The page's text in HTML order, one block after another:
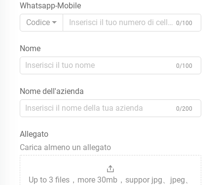
Whatsapp-Mobile
Codice
0/100
Nome
0/100
Nome dell'azienda
0/200
Allegato
Carica almeno un allegato
Up to 3 files，more 30mb，suppor jpg、jpeg、